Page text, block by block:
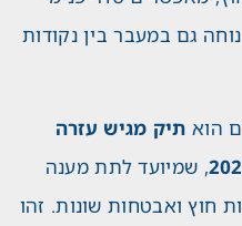
גם במעבר בין נקודות
הוא תיק מגיש עזרה
, שמיועד לתת מענה
חוץ ואבטחות שונות. זהו